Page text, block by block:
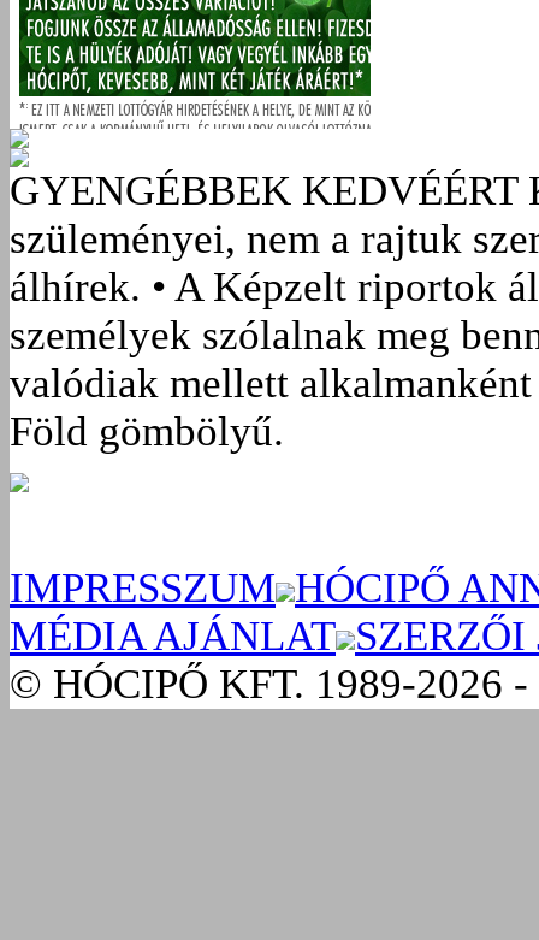
GYENGÉBBEK KEDVÉÉRT
szüleményei, nem a rajtuk
álhírek. • A Képzelt riportok
személyek szólalnak meg
valódiak mellett
Föld gömbölyű.
IMPRESSZUM HÓCIPŐ
MÉDIA AJÁNLAT SZERZŐI
© HÓCIPŐ KFT. 1989-2026